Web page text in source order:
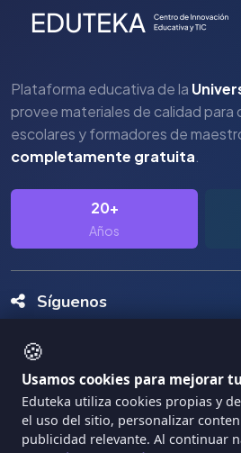
🍪
Usamos cookies para mejorar
Eduteka utiliza cookies propias y
el uso del sitio, personalizar
publicidad relevante. Al continuar
Plataforma educativa de la
provee materiales de calidad
escolares y formadores de
completamente gratuita.
20+
Años
Síguenos
Copyright Eduteka 2001-2026 -